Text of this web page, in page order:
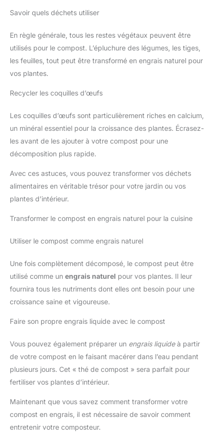
Savoir quels déchets utiliser
En règle générale, tous les restes végétaux peuvent être
utilisés pour le compost. L’épluchure des légumes, les tiges,
les feuilles, tout peut être transformé en engrais naturel pour
vos plantes.
Recycler les coquilles d’œufs
Les coquilles d’œufs sont particulièrement riches en calcium,
un minéral essentiel pour la croissance des plantes. Écrasez-
les avant de les ajouter à votre compost pour une
décomposition plus rapide.
Avec ces astuces, vous pouvez transformer vos déchets
alimentaires en véritable trésor pour votre jardin ou vos
plantes d’intérieur.
Transformer le compost en engrais naturel pour la cuisine
Utiliser le compost comme engrais naturel
Une fois complètement décomposé, le compost peut être
utilisé comme un engrais naturel pour vos plantes. Il leur
fournira tous les nutriments dont elles ont besoin pour une
croissance saine et vigoureuse.
Faire son propre engrais liquide avec le compost
Vous pouvez également préparer un engrais liquideà partir
de votre compost en le faisant macérer dans l’eau pendant
plusieurs jours. Cet « thé de compost » sera parfait pour
fertiliser vos plantes d’intérieur.
Maintenant que vous savez comment transformer votre
compost en engrais, il est nécessaire de savoir comment
entretenir votre composteur.